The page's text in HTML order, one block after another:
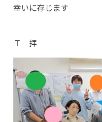
幸いに存じます
Ｔ 拝